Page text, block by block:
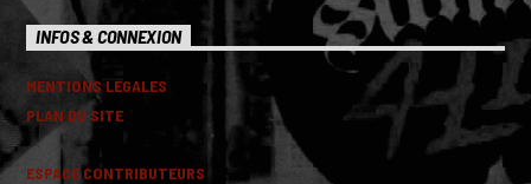
INFOS & CONNEXION
MENTIONS LEGALES
PLAN DU SITE
ESPACE CONTRIBUTEURS